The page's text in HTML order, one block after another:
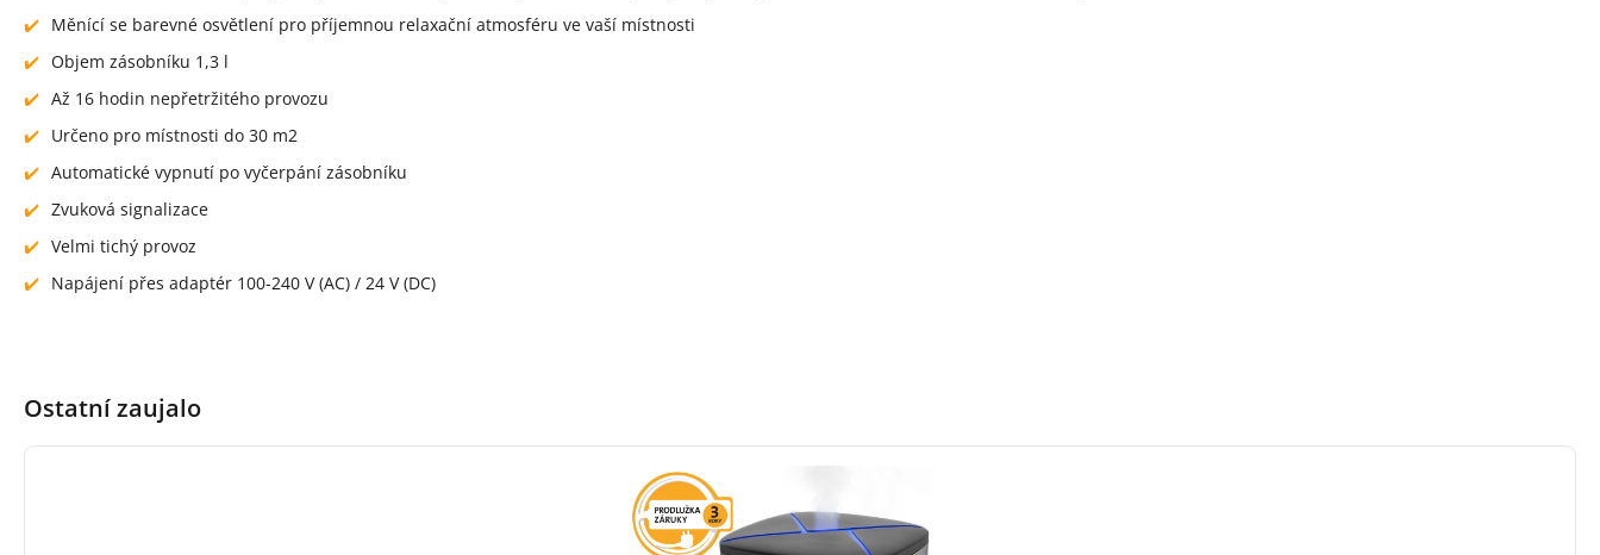
Měnící se barevné osvětlení pro příjemnou relaxační atmosféru ve vaší místnosti
Objem zásobníku 1,3 l
Až 16 hodin nepřetržitého provozu
Určeno pro místnosti do 30 m2
Automatické vypnutí po vyčerpání zásobníku
Zvuková signalizace
Velmi tichý provoz
Napájení přes adaptér 100-240 V (AC) / 24 V (DC)
Ostatní zaujalo